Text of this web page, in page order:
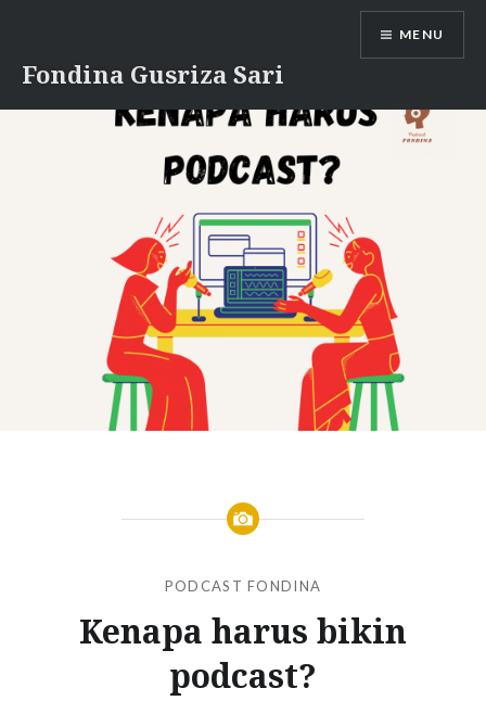
content
Fondina Gusriza Sari
MENU
PODCAST FONDINA
Kenapa harus bikin
podcast?